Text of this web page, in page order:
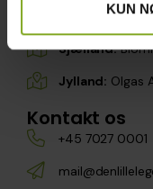
KUN
Find os her
Sjælland:
Jylland: Olgas
Kontakt os
+45 7027 0001